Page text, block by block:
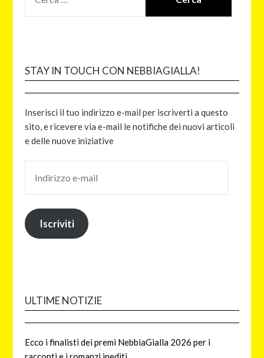
STAY IN TOUCH CON NEBBIAGIALLA!
Inserisci il tuo indirizzo e-mail per iscriverti a questo
sito, e ricevere via e-mail le notifiche dei nuovi articoli
e delle nuove iniziative
Iscriviti
ULTIME NOTIZIE
Ecco i finalisti dei premi NebbiaGialla 2026 per i